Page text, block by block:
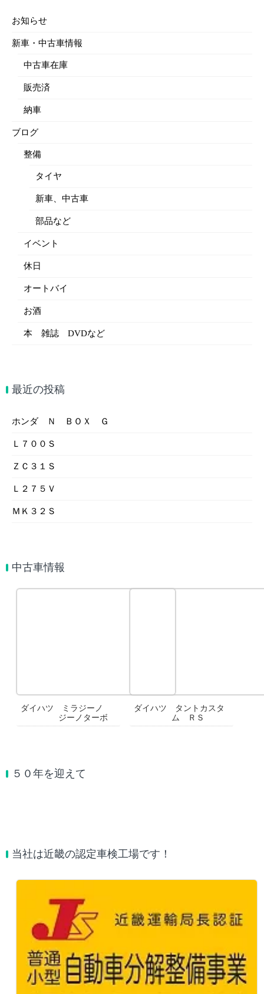
お知らせ
新車・中古車情報
中古車在庫
販売済
納車
ブログ
整備
タイヤ
新車、中古車
部品など
イベント
休日
オートバイ
お酒
本 雑誌 DVDなど
最近の投稿
ホンダ Ｎ ＢＯＸ Ｇ
Ｌ７００Ｓ
ＺＣ３１Ｓ
Ｌ２７５Ｖ
ＭＫ３２Ｓ
中古車情報
ダイハツ ミラジーノ
ジーノターボ
ダイハツ タントカスタ
ム ＲＳ
５０年を迎えて
当社は近畿の認定車検工場です！